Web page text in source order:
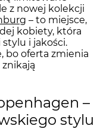
z nowej kolekcji
– to miejsce,
kobiety, która
i jakości.
bo oferta zmienia
–
stylu